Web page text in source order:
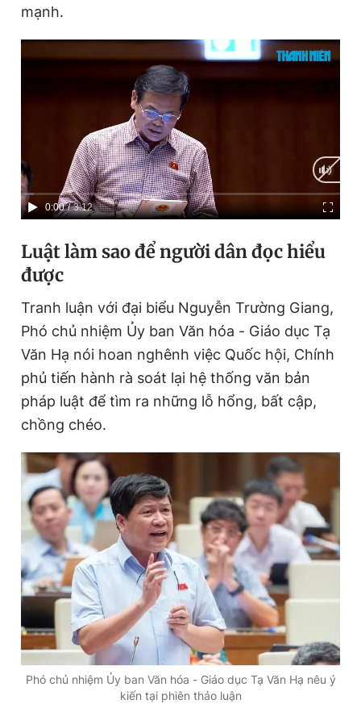
mạnh.
C
r
r
e
n
t
T
i
m
0:00 / D
r
t
i
o
n
3:12
Luật làm sao để người dân đọc hiểu
được
Tranh luận với đại biểu Nguyễn Trường Giang,
Phó chủ nhiệm Ủy ban Văn hóa - Giáo dục Tạ
Văn Hạ nói hoan nghênh việc Quốc hội, Chính
phủ tiến hành rà soát lại hệ thống văn bản
pháp luật để tìm ra những lỗ hổng, bất cập,
chồng chéo.
Phó chủ nhiệm Ủy ban Văn hóa - Giáo dục Tạ Văn Hạ nêu ý
kiến tại phiên thảo luận